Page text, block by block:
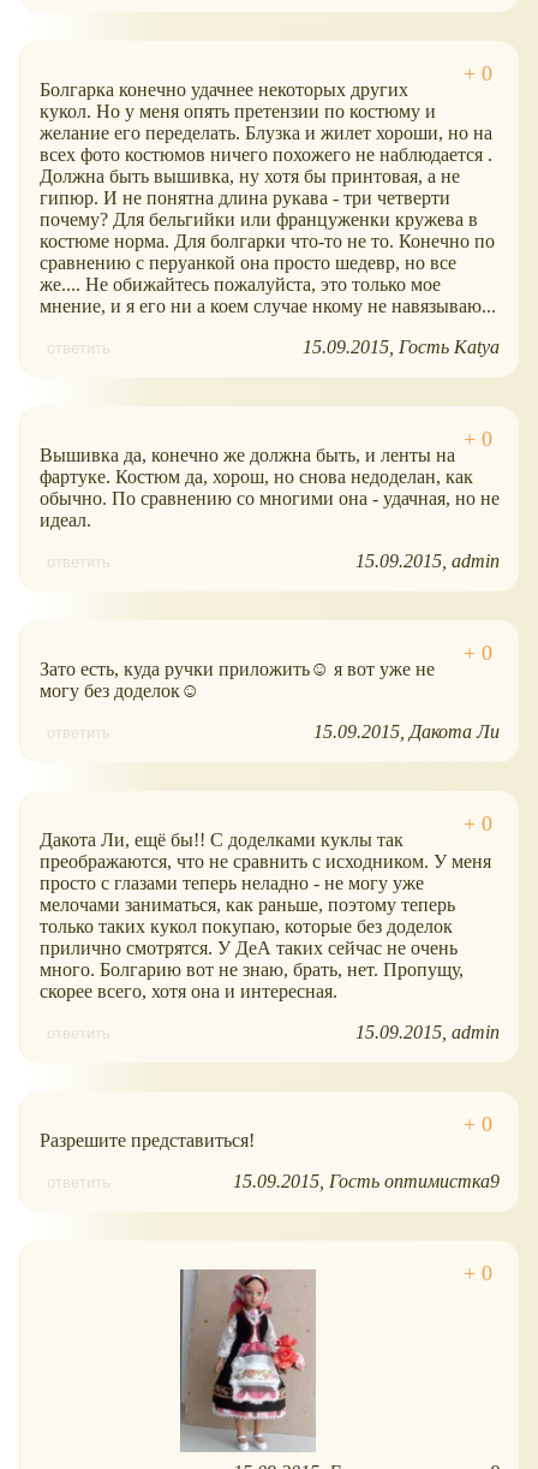
Болгарка конечно удачнее некоторых других
кукол. Но у меня опять претензии по костюму и
желание его переделать. Блузка и жилет хороши, но на
всех фото костюмов ничего похожего не наблюдается .
Должна быть вышивка, ну хотя бы принтовая, а не
гипюр. И не понятна длина рукава - три четверти
почему? Для бельгийки или француженки кружева в
костюме норма. Для болгарки что-то не то. Конечно по
сравнению с перуанкой она просто шедевр, но все
же.... Не обижайтесь пожалуйста, это только мое
мнение, и я его ни а коем случае нкому не навязываю...
ответить 15.09.2015 Гость Katya
Вышивка да, конечно же должна быть, и ленты на
фартуке. Костюм да, хорош, но снова недоделан, как
обычно. По сравнению со многими она - удачная, но не
идеал.
ответить 15.09.2015 admin
Зато есть, куда ручки приложить☺ я вот уже не
могу без доделок☺
ответить 15.09.2015 Дакота Ли
Дакота Ли, ещё бы!! С доделками куклы так
преображаются, что не сравнить с исходником. У меня
просто с глазами теперь неладно - не могу уже
мелочами заниматься, как раньше, поэтому теперь
только таких кукол покупаю, которые без доделок
прилично смотрятся. У ДеА таких сейчас не очень
много. Болгарию вот не знаю, брать, нет. Пропущу,
скорее всего, хотя она и интересная.
ответить 15.09.2015 admin
Разрешите представиться!
ответить 15.09.2015 Гость оптимистка9